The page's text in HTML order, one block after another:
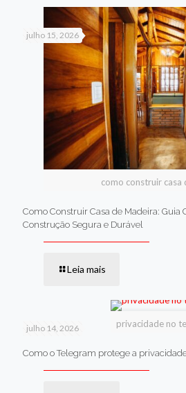
como construir casa
julho 15, 2026
Como Construir Casa de Madeira: Guia
Construção Segura e Durável
Leia mais
privacidade no
julho 14, 2026
Como o Telegram protege a